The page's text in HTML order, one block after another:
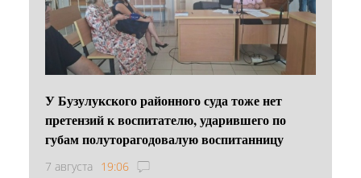
У Бузулукского районного суда тоже нет
претензий к воспитателю, ударившего по
губам полуторагодовалую воспитанницу
7 августа 19:06